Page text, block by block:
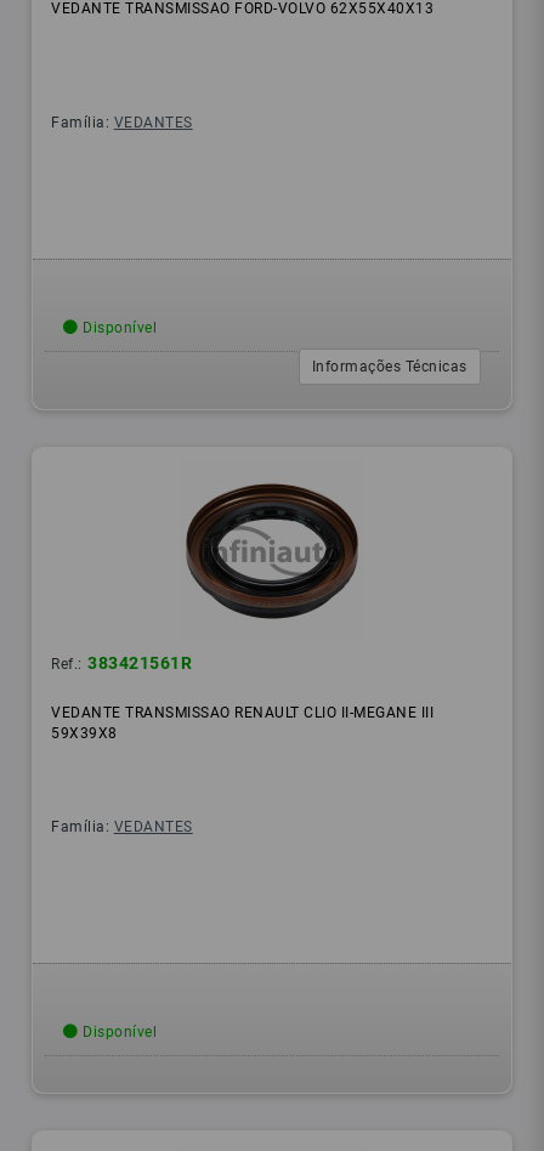
VEDANTE TRANSMISSAO FORD-VOLVO 62X55X40X13
Família: VEDANTES
Disponível
Informações Técnicas
Ref.: 383421561R
VEDANTE TRANSMISSAO RENAULT CLIO II-MEGANE III
59X39X8
Família: VEDANTES
Disponível